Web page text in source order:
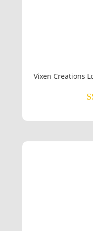
Vixen Creations